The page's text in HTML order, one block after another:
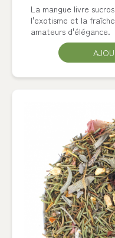
La mangue livre
l'exotisme et la
amateurs d'élégance.